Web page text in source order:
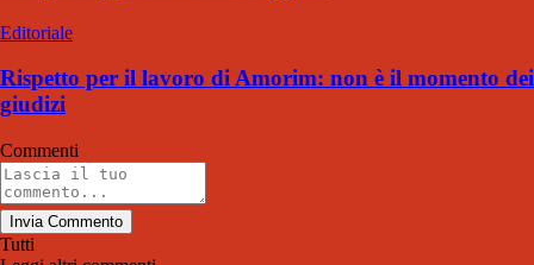
Editoriale
Rispetto per il lavoro di Amorim: non è il momento dei
giudizi
Commenti
Invia Commento
Tutti